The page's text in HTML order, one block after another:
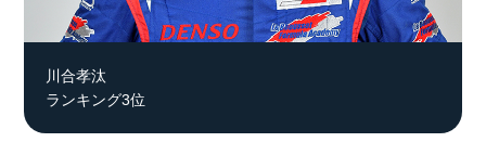
川合孝汰
ランキング3位